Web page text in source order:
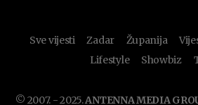
Sve vijesti Zadar Županija
Lifestyle
Showbiz
© 2007. - 2025.ANTENNA MEDIA